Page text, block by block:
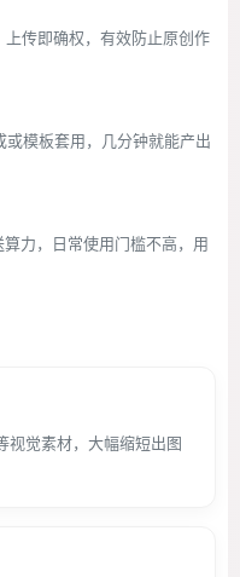
传即确权，有效防止原创作
模板套用，几分钟就能产出
力，日常使用门槛不高，用
视觉素材，大幅缩短出图